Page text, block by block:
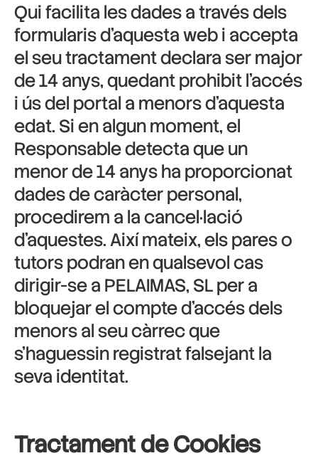
Qui facilita les dades a través dels
formularis d’aquesta web i accepta
el seu tractament declara ser major
de 14 anys, quedant prohibit l’accés
i ús del portal a menors d’aquesta
edat. Si en algun moment, el
Responsable detecta que un
menor de 14 anys ha proporcionat
dades de caràcter personal,
procedirem a la cancel·lació
d’aquestes. Així mateix, els pares o
tutors podran en qualsevol cas
dirigir-se a PELAIMAS, SL per a
bloquejar el compte d’accés dels
menors al seu càrrec que
s’haguessin registrat falsejant la
seva identitat.
Tractament de Cookies